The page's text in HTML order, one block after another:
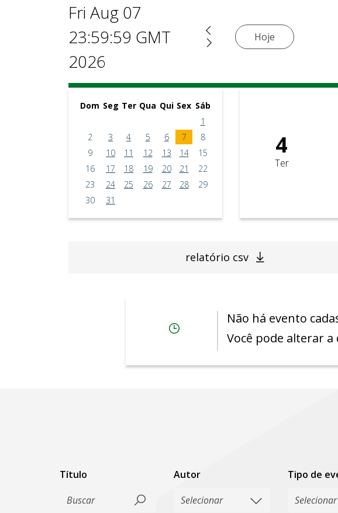
Fri Aug 07
23:59:59 GMT
2026
Hoje
Dom Seg Ter Qua Qui Sex Sáb
1
2
3 4 5 6 7
8
9
10 11 12 13 14
15
16
17 18 19 20 21
22
23
24 25 26 27 28
29
30
31
4
Ter
relatório csv
Não há evento
Você pode alterar
Título Autor Tipo de